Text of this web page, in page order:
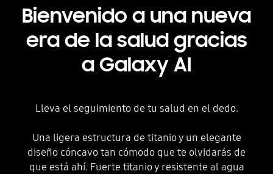
Bienvenido a una nueva
erade la salud gracias
a Galaxy AI
Lleva el seguimiento de tu salud en el dedo.
Una ligera estructura de titanio y un elegante
diseño cóncavo tan cómodo que te olvidarás de
que está ahí. Fuerte titanio y resistente al agua